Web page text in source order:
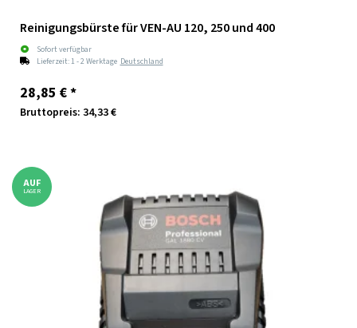
Reinigungsbürste für VEN-AU 120, 250 und 400
Sofort verfügbar
Lieferzeit:1 - 2 Werktage Deutschland
28,85 €*
Bruttopreis: 34,33 €
AUF
LAGER